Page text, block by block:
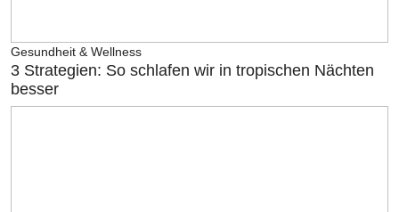
Gesundheit & Wellness
3 Strategien: So schlafen wir in tropischen Nächten
besser